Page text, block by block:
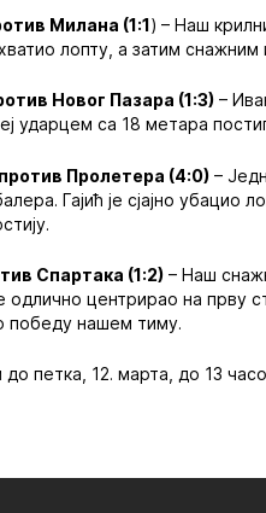
Милана (1:1) – Наш
лопту, а затим
Новог Пазара (1:3) –
ударцем са 18 метара
Пролетера (4:0) –
Гајић је сјајно
Спартака (1:2) – Наш
одлично центрирао на прву
победу нашем тиму.
до петка, 12. марта, до 13